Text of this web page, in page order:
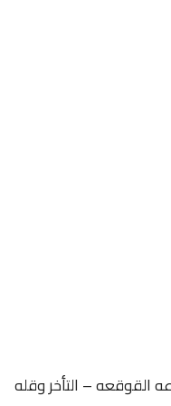
القوقعه – التأخر وقله